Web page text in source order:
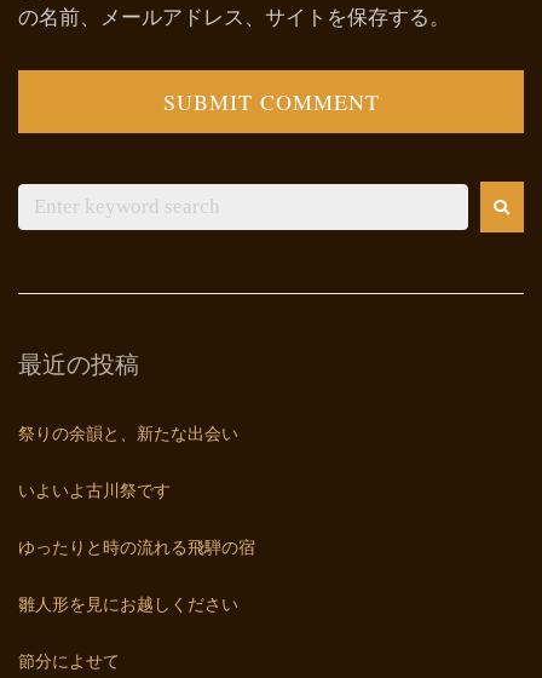
の名前、メールアドレス、サイトを保存する。
最近の投稿
祭りの余韻と、新たな出会い
いよいよ古川祭です
ゆったりと時の流れる飛騨の宿
雛人形を見にお越しください
節分によせて